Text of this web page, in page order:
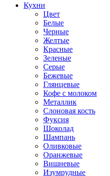
Кухни
Цвет
Белые
Черные
Желтые
Красные
Зеленые
Серые
Бежевые
Глянцевые
Кофе с молоком
Металлик
Слоновая кость
Фуксия
Шоколад
Шампань
Оливковые
Оранжевые
Вишневые
Изумрудные